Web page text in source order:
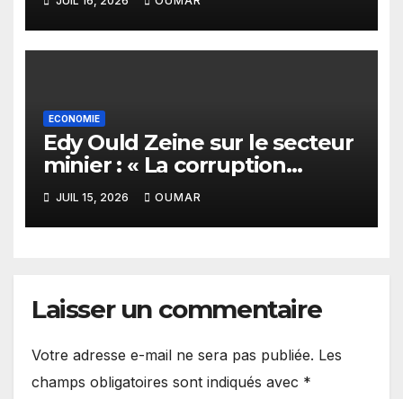
meilleure des destinations »
ECONOMIE
Edy Ould Zeine sur le secteur
minier : « La corruption
n’existe pas en Mauritanie »
JUIL 15, 2026 OUMAR
Laisser un commentaire
Votre adresse e-mail ne sera pas publiée. Les
champs obligatoires sont indiqués avec *